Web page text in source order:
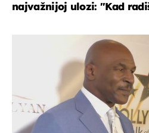
najvažnijoj ulozi: "Kad